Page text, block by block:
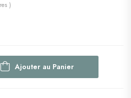
)
Ajouter au Panier